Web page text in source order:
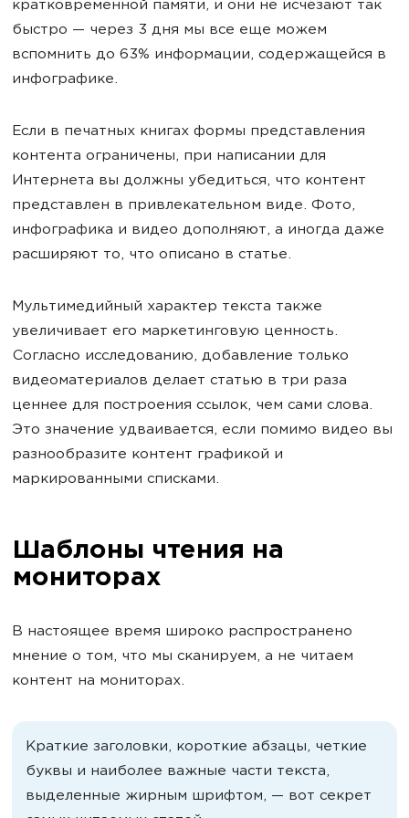
кратковременной памяти, и они не исчезают так
быстро — через 3 дня мы все еще можем
вспомнить до 63% информации, содержащейся в
инфографике.
Если в печатных книгах формы представления
контента ограничены, при написании для
Интернета вы должны убедиться, что контент
представлен в привлекательном виде. Фото,
инфографика и видео дополняют, а иногда даже
расширяют то, что описано в статье.
Мультимедийный характер текста также
увеличивает его маркетинговую ценность.
Согласно исследованию, добавление только
видеоматериалов делает статью в три раза
ценнее для построения ссылок, чем сами слова.
Это значение удваивается, если помимо видео вы
разнообразите контент графикой и
маркированными списками.
Шаблоны чтения на
мониторах
В настоящее время широко распространено
мнение о том, что мы сканируем, а не читаем
контент на мониторах.
Краткие заголовки, короткие абзацы, четкие
буквы и наиболее важные части текста,
выделенные жирным шрифтом, — вот секрет